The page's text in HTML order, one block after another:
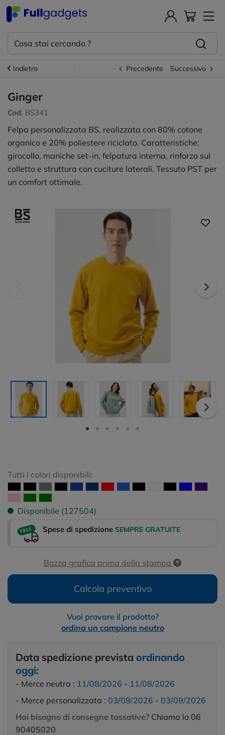
Indietro Precedente Successivo
Ginger
Cod. BS341
Felpa personalizzata BS, realizzata con 80% cotone
organico e 20% poliestere riciclato. Caratteristiche:
girocollo, maniche set-in, felpatura interna, rinforzo sul
colletto e struttura con cuciture laterali. Tessuto PST per
un comfort ottimale.
Tutti i colori disponibili:
Disponibile (127504)
Spese di spedizione SEMPRE GRATUITE
Bozza grafica prima della stampa
Calcola preventivo
Vuoi provare il prodotto?
ordina un campione neutro
Data spedizione prevista ordinando
oggi:
- Merce neutra : 11/08/2026 - 11/08/2026
- Merce personalizzata : 03/09/2026 - 03/09/2026
Hai bisogno di consegne tassative? Chiama lo 06
90405020